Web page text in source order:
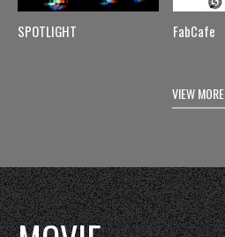
SPOTLIGHT FabCafe
VIEW MORE